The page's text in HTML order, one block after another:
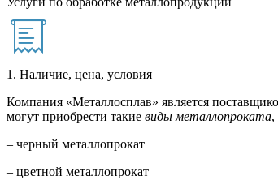
1. Наличие, цена, условия
Компания «Металлосплав» является
могут приобрести такие виды металлопроката,
– черный металлопрокат
– цветной металлопрокат